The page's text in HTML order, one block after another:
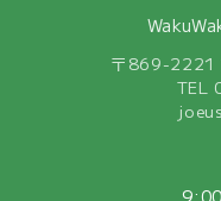
〒869-2221
TEL